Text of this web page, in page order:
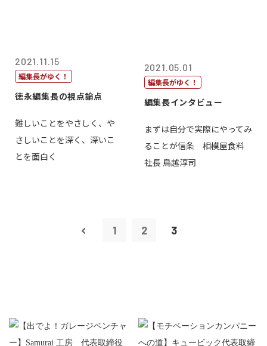
2021.11.15
編集長がゆく！
徳永編集長の視点論点
難しいことをやさしく、や
さしいことを深く、深いこ
とを面白く
2021.05.01
編集長がゆく！
編集長インタビュー
まずは自分で実際にやってみ
ることが信条 相模屋食料
社長 鳥越淳司
1 2 3